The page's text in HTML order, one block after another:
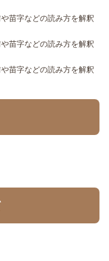
苗字などの読み方を解釈
苗字などの読み方を解釈
苗字などの読み方を解釈